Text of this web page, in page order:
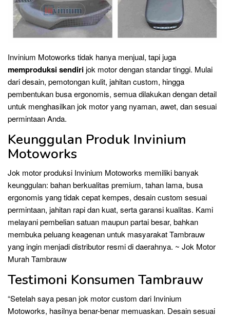
Invinium Motoworks tidak hanya menjual, tapi juga
memproduksi sendirijok motor dengan standar tinggi. Mulai
dari desain, pemotongan kulit, jahitan custom, hingga
pembentukan busa ergonomis, semua dilakukan dengan detail
untuk menghasilkan jok motor yang nyaman, awet, dan sesuai
permintaan Anda.
Keunggulan Produk Invinium
Motoworks
Jok motor produksi Invinium Motoworks memiliki banyak
keunggulan: bahan berkualitas premium, tahan lama, busa
ergonomis yang tidak cepat kempes, desain custom sesuai
permintaan, jahitan rapi dan kuat, serta garansi kualitas. Kami
melayani pembelian satuan maupun partai besar, bahkan
membuka peluang keagenan untuk masyarakat Tambrauw
yang ingin menjadi distributor resmi di daerahnya. ~ Jok Motor
Murah Tambrauw
Testimoni Konsumen Tambrauw
“Setelah saya pesan jok motor custom dari Invinium
Motoworks, hasilnya benar-benar memuaskan. Desain sesuai